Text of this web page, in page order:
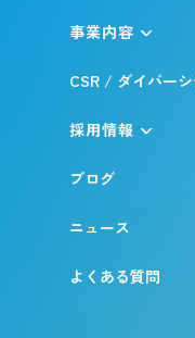
事業内容
CSR / ダイバーシ
採用情報
ブログ
ニュース
よくある質問